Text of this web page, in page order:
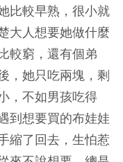
比較早熟，很小就
大人想要她做什麼
較窮，還有個弟
，她只吃兩塊，剩
，不如男孩吃得
到想要買的布娃娃
縮了回去，生怕惹